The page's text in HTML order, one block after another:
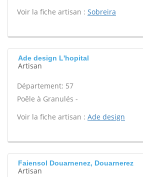
Voir la fiche artisan : Sobreira
Ade design L'hopital
Artisan
Département: 57
Poêle à Granulés -
Voir la fiche artisan : Ade design
Faiensol Douarnenez, Douarnerez
Artisan